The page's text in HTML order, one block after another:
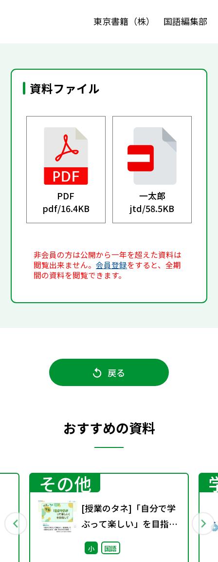
東京書籍（株） 国語編集部
資料ファイル
PDF
pdf/16.4KB
一太郎
jtd/58.5KB
非会員の方は公開から一年を超えた資料は
閲覧出来ません。会員登録をすると、全期
間の資料を閲覧できます。
戻る
おすすめの資料
その他
[授業のタネ]「自分で学
ぶって楽しい」を目指し
て~国語科における「児
童に委ねる学びの実践」
小 国語